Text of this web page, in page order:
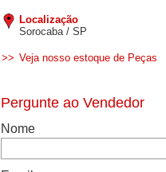
Localização
Sorocaba / SP
>> Veja nosso estoque de Peças